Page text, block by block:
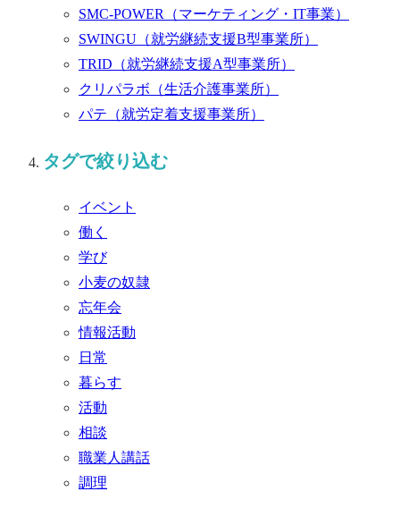
SMC-POWER （マーケティング・IT事業）
SWINGU （就労継続支援B型事業所）
TRID （就労継続支援A型事業所）
クリパラボ （生活介護事業所）
パテ （就労定着支援事業所）
タグで絞り込む
イベント
働く
学び
小麦の奴隷
忘年会
情報活動
日常
暮らす
活動
相談
職業人講話
調理